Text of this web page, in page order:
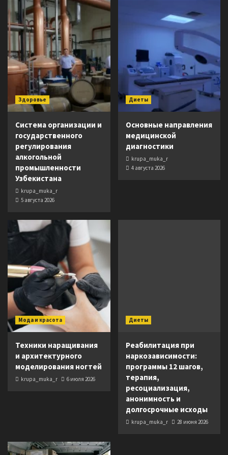
Здоровье
Система организации и
государственного
регулирования
алкогольной
промышленности
Узбекистана
krupa_muka_r
5 августа 2026
Диеты
Основные направления
медицинской
диагностики
krupa_muka_r
4 августа 2026
Мода и красота
Техники наращивания
и архитектурного
моделирования ногтей
krupa_muka_r 6 июля 2026
Диеты
Реабилитация при
наркозависимости:
программы 12 шагов,
терапия,
ресоциализация,
анонимность и
долгосрочные исходы
krupa_muka_r 28 июня 2026